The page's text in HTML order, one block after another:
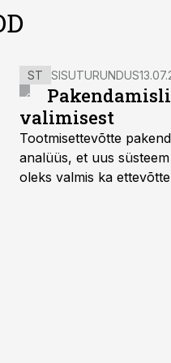
ST SISUTURUNDUS
valimisest
Tootmisettevõtte
analüüs, et uus
oleks valmis ka